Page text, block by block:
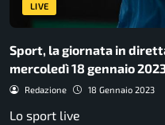
LIVE
Sport, la giornata in
mercoledì 18 gennaio
Redazione 18 Gennaio 2023
Lo sport live